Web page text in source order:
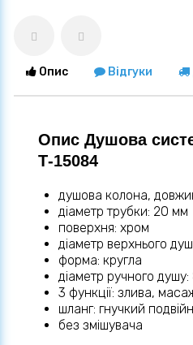
Опис Відгуки
Опис Душова
Т-15084
душова колона,
діаметр трубки: 20 мм
поверхня: хром
діаметр верхнього
форма: кругла
діаметр ручного
3 функції: злива,
шланг: гнучкий
без змішувача